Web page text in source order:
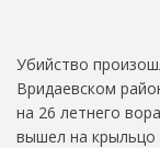
Убийство
Вридаевском
на 26 летнего
вышел на крыльцо